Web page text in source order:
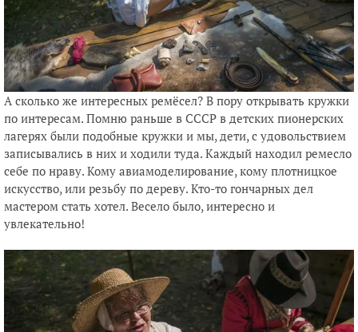
А сколько же интересных ремёсел? В пору открывать кружки
по интересам. Помню раньше в СССР в детских пионерских
лагерях были подобные кружки и мы, дети, с удовольствием
записывались в них и ходили туда. Каждый находил ремесло
себе по нраву. Кому авиамоделирование, кому плотницкое
искусство, или резьбу по дереву. Кто-то гончарных дел
мастером стать хотел. Весело было, интересно и
увлекательно!